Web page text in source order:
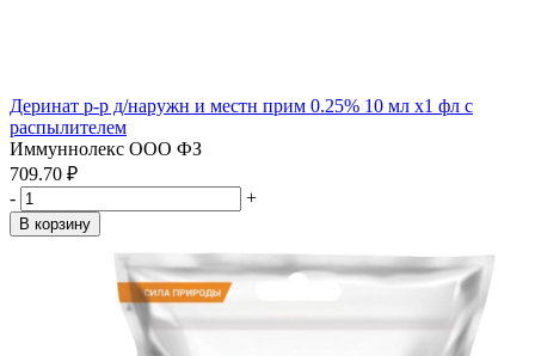
Деринат р-р д/наружн и местн прим 0.25% 10 мл x1 фл с
распылителем
Иммуннолекс ООО ФЗ
709.70 ₽
-
+
В корзину